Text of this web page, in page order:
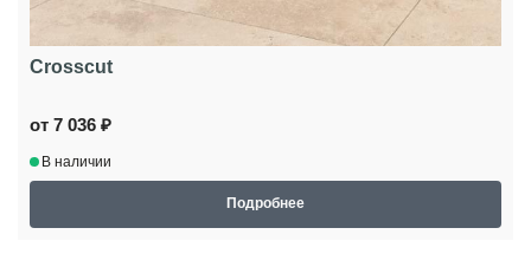
Crosscut
от 7 036 ₽
В наличии
Подробнее